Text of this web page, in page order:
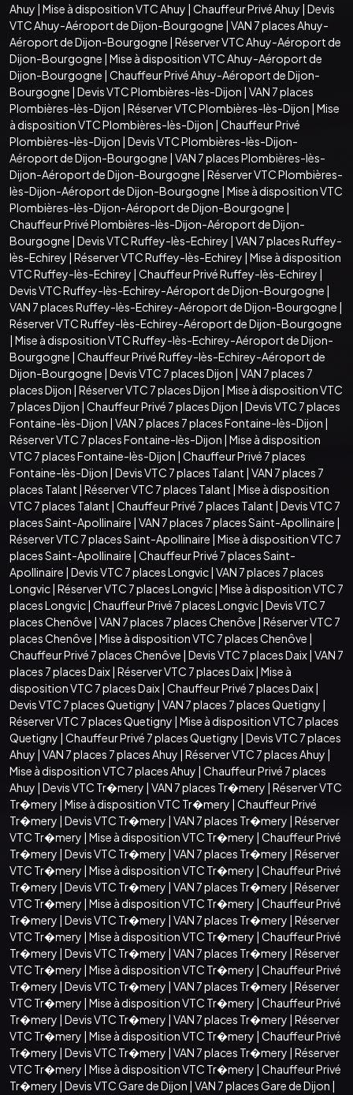
Ahuy | Mise à disposition VTC Ahuy | Chauffeur Privé Ahuy | Devis
VTC Ahuy-Aéroport de Dijon-Bourgogne | VAN 7 places Ahuy-
Aéroport de Dijon-Bourgogne | Réserver VTC Ahuy-Aéroport de
Dijon-Bourgogne | Mise à disposition VTC Ahuy-Aéroport de
Dijon-Bourgogne | Chauffeur Privé Ahuy-Aéroport de Dijon-
Bourgogne | Devis VTC Plombières-lès-Dijon | VAN 7 places
Plombières-lès-Dijon | Réserver VTC Plombières-lès-Dijon | Mise
à disposition VTC Plombières-lès-Dijon | Chauffeur Privé
Plombières-lès-Dijon | Devis VTC Plombières-lès-Dijon-
Aéroport de Dijon-Bourgogne | VAN 7 places Plombières-lès-
Dijon-Aéroport de Dijon-Bourgogne | Réserver VTC Plombières-
lès-Dijon-Aéroport de Dijon-Bourgogne | Mise à disposition VTC
Plombières-lès-Dijon-Aéroport de Dijon-Bourgogne |
Chauffeur Privé Plombières-lès-Dijon-Aéroport de Dijon-
Bourgogne | Devis VTC Ruffey-lès-Echirey | VAN 7 places Ruffey-
lès-Echirey | Réserver VTC Ruffey-lès-Echirey | Mise à disposition
VTC Ruffey-lès-Echirey | Chauffeur Privé Ruffey-lès-Echirey |
Devis VTC Ruffey-lès-Echirey-Aéroport de Dijon-Bourgogne |
VAN 7 places Ruffey-lès-Echirey-Aéroport de Dijon-Bourgogne |
Réserver VTC Ruffey-lès-Echirey-Aéroport de Dijon-Bourgogne
| Mise à disposition VTC Ruffey-lès-Echirey-Aéroport de Dijon-
Bourgogne | Chauffeur Privé Ruffey-lès-Echirey-Aéroport de
Dijon-Bourgogne | Devis VTC 7 places Dijon | VAN 7 places 7
places Dijon | Réserver VTC 7 places Dijon | Mise à disposition VTC
7 places Dijon | Chauffeur Privé 7 places Dijon | Devis VTC 7 places
Fontaine-lès-Dijon | VAN 7 places 7 places Fontaine-lès-Dijon |
Réserver VTC 7 places Fontaine-lès-Dijon | Mise à disposition
VTC 7 places Fontaine-lès-Dijon | Chauffeur Privé 7 places
Fontaine-lès-Dijon | Devis VTC 7 places Talant | VAN 7 places 7
places Talant | Réserver VTC 7 places Talant | Mise à disposition
VTC 7 places Talant | Chauffeur Privé 7 places Talant | Devis VTC 7
places Saint-Apollinaire | VAN 7 places 7 places Saint-Apollinaire |
Réserver VTC 7 places Saint-Apollinaire | Mise à disposition VTC 7
places Saint-Apollinaire | Chauffeur Privé 7 places Saint-
Apollinaire | Devis VTC 7 places Longvic| VAN 7 places 7 places
Longvic| Réserver VTC 7 places Longvic| Mise à disposition VTC 7
places Longvic| Chauffeur Privé 7 places Longvic| Devis VTC 7
places Chenôve | VAN 7 places 7 places Chenôve | Réserver VTC 7
places Chenôve | Mise à disposition VTC 7 places Chenôve |
Chauffeur Privé 7 places Chenôve | Devis VTC 7 places Daix| VAN 7
places 7 places Daix| Réserver VTC 7 places Daix| Mise à
disposition VTC 7 places Daix| Chauffeur Privé 7 places Daix|
Devis VTC 7 places Quetigny | VAN 7 places 7 places Quetigny |
Réserver VTC 7 places Quetigny | Mise à disposition VTC 7 places
Quetigny | Chauffeur Privé 7 places Quetigny | Devis VTC 7 places
Ahuy | VAN 7 places 7 places Ahuy | Réserver VTC 7 places Ahuy |
Mise à disposition VTC 7 places Ahuy | Chauffeur Privé 7 places
Ahuy | Devis VTC Tr�mery | VAN 7 places Tr�mery | Réserver VTC
Tr�mery | Mise à disposition VTC Tr�mery | Chauffeur Privé
Tr�mery | Devis VTC Tr�mery | VAN 7 places Tr�mery | Réserver
VTC Tr�mery | Mise à disposition VTC Tr�mery | Chauffeur Privé
Tr�mery | Devis VTC Tr�mery | VAN 7 places Tr�mery | Réserver
VTC Tr�mery | Mise à disposition VTC Tr�mery | Chauffeur Privé
Tr�mery | Devis VTC Tr�mery | VAN 7 places Tr�mery | Réserver
VTC Tr�mery | Mise à disposition VTC Tr�mery | Chauffeur Privé
Tr�mery | Devis VTC Tr�mery | VAN 7 places Tr�mery | Réserver
VTC Tr�mery | Mise à disposition VTC Tr�mery | Chauffeur Privé
Tr�mery | Devis VTC Tr�mery | VAN 7 places Tr�mery | Réserver
VTC Tr�mery | Mise à disposition VTC Tr�mery | Chauffeur Privé
Tr�mery | Devis VTC Tr�mery | VAN 7 places Tr�mery | Réserver
VTC Tr�mery | Mise à disposition VTC Tr�mery | Chauffeur Privé
Tr�mery | Devis VTC Tr�mery | VAN 7 places Tr�mery | Réserver
VTC Tr�mery | Mise à disposition VTC Tr�mery | Chauffeur Privé
Tr�mery | Devis VTC Tr�mery | VAN 7 places Tr�mery | Réserver
VTC Tr�mery | Mise à disposition VTC Tr�mery | Chauffeur Privé
Tr�mery | Devis VTC Gare de Dijon | VAN 7 places Gare de Dijon |